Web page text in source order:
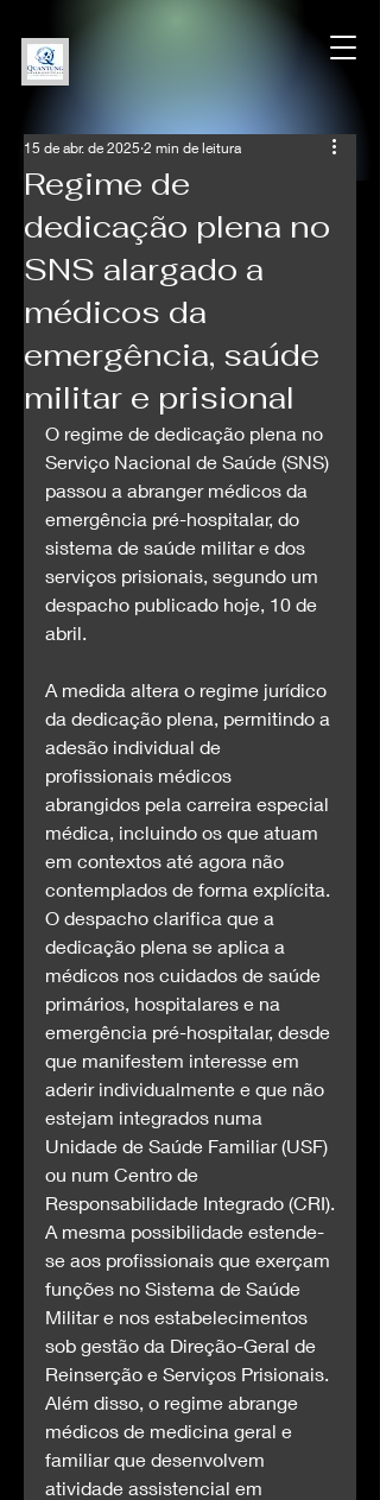
Regime de
dedicação plena no
SNS alargado a
médicos da
emergência, saúde
militar e prisional
15 de abr. de 2025 2 min de leitura
O regime de dedicação plena no
Serviço Nacional de Saúde (SNS)
passou a abranger médicos da
emergência pré-hospitalar, do
sistema de saúde militar e dos
serviços prisionais, segundo um
despacho publicado hoje, 10 de
abril.
A medida altera o regime jurídico
da dedicação plena, permitindo a
adesão individual de
profissionais médicos
abrangidos pela carreira especial
médica, incluindo os que atuam
em contextos até agora não
contemplados de forma explícita.
O despacho clarifica que a
dedicação plena se aplica a
médicos nos cuidados de saúde
primários, hospitalares e na
emergência pré-hospitalar, desde
que manifestem interesse em
aderir individualmente e que não
estejam integrados numa
Unidade de Saúde Familiar (USF)
ou num Centro de
Responsabilidade Integrado (CRI).
A mesma possibilidade estende-
se aos profissionais que exerçam
funções no Sistema de Saúde
Militar e nos estabelecimentos
sob gestão da Direção-Geral de
Reinserção e Serviços Prisionais.
Além disso, o regime abrange
médicos de medicina geral e
familiar que desenvolvem
atividade assistencial em